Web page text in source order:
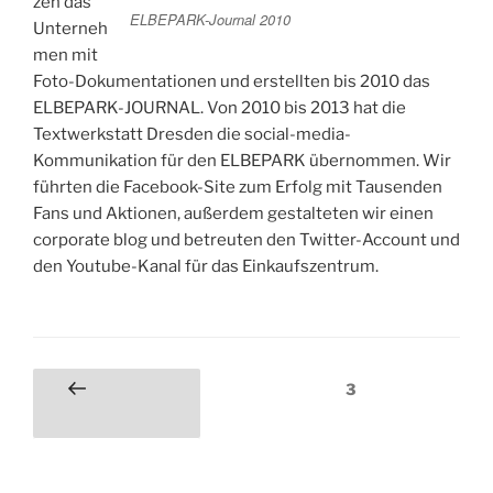
ELBEPARK-Journal 2010
Unterneh
men mit
Foto-Dokumentationen und erstellten bis 2010 das
ELBEPARK-JOURNAL. Von 2010 bis 2013 hat die
Textwerkstatt Dresden die social-media-
Kommunikation für den ELBEPARK übernommen. Wir
führten die Facebook-Site zum Erfolg mit Tausenden
Fans und Aktionen, außerdem gestalteten wir einen
corporate blog und betreuten den Twitter-Account und
den Youtube-Kanal für das Einkaufszentrum.
Seitennummerierung
Beiträge
Vorherige
Seite3